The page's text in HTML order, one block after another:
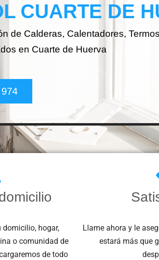
CUARTE DE
de Calderas, Calentadores,
en Cuarte de Huerva
hogar,
o comunidad de
de todo
Llame ahora y le
estará más que